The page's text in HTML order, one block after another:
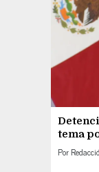
tema
Por